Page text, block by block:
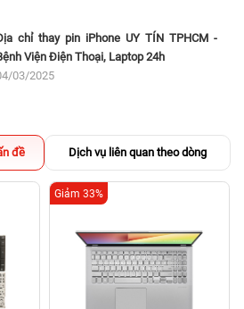
chỉ thay pin iPhone UY TÍN TPHCM -
Viện Điện Thoại, Laptop 24h
03/2025
đề Dịch vụ liên quan theo dòng
Giảm 33%